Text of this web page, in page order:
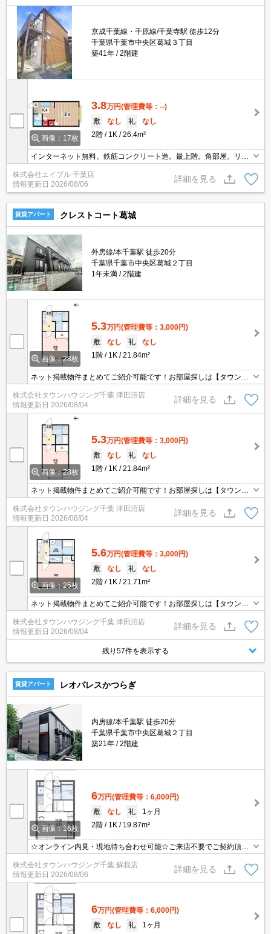
京成千葉線・千原線/千葉寺駅 徒歩12分
千葉県千葉市中央区葛城３丁目
築41年
2階建
画像：17枚
3.8万円(管理費等：--)
敷
なし 礼
なし
2階
1K 26.4m²
インターネット無料。鉄筋コンクリート造。最上階。角部屋。リブ
レ京成へ1,000m。マツモトキヨシへ950m。ファミリーレストラン
へ500m。契約金（初期費用）クレジット決済可。引越指定業者あ
り。
株式会社エイブル 千葉店
情報更新日 2026/08/06
詳細を見る
賃貸アパート クレストコート葛城
外房線/本千葉駅 徒歩20分
千葉県千葉市中央区葛城２丁目
1年未満
2階建
画像：28枚
5.3万円(管理費等：3,000円)
敷
なし 礼
なし
1階
1K 21.84m²
ネット掲載物件まとめてご紹介可能です！お部屋探しは【タウンハ
ウジング】にお任せください！※オンライン内見・現地待ち合わせ
は事前にご相談ください。
株式会社タウンハウジング千葉 津田沼店
情報更新日 2026/08/04
詳細を見る
画像：28枚
5.3万円(管理費等：3,000円)
敷
なし 礼
なし
1階
1K 21.84m²
ネット掲載物件まとめてご紹介可能です！お部屋探しは【タウンハ
ウジング】にお任せください！※オンライン内見・現地待ち合わせ
は事前にご相談ください。
株式会社タウンハウジング千葉 津田沼店
情報更新日 2026/08/04
詳細を見る
画像：25枚
5.6万円(管理費等：3,000円)
敷
なし 礼
なし
2階
1K 21.71m²
ネット掲載物件まとめてご紹介可能です！お部屋探しは【タウンハ
ウジング】にお任せください！※オンライン内見・現地待ち合わせ
は事前にご相談ください。
株式会社タウンハウジング千葉 津田沼店
情報更新日 2026/08/04
詳細を見る
残り57件を表示する
賃貸アパート レオパレスかつらぎ
内房線/本千葉駅 徒歩20分
千葉県千葉市中央区葛城２丁目
築21年
2階建
画像：16枚
6万円(管理費等：6,000円)
敷
なし 礼
1ヶ月
2階
1K 19.87m²
☆オンライン内見・現地待ち合わせ可能☆ご来店不要でご契約頂く
事も可能です！お部屋探しは【タウンハウジング】にお任せくださ
い！
株式会社タウンハウジング千葉 蘇我店
情報更新日 2026/08/06
詳細を見る
6万円(管理費等：6,000円)
敷
なし 礼
1ヶ月